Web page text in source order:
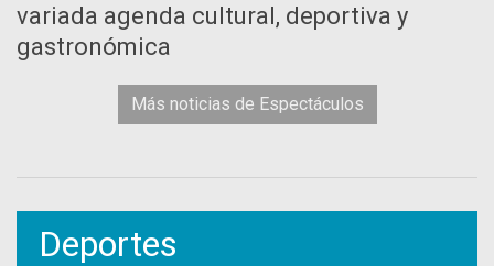
variada agenda cultural, deportiva y
gastronómica
Más noticias de Espectáculos
Deportes